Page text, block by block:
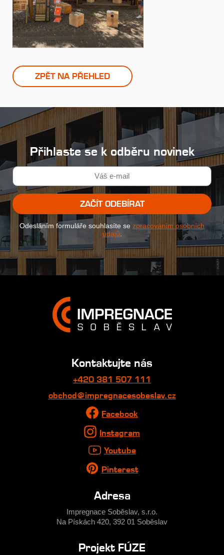
ZPĚT NA PŘEHLED
Přihlaste se k odběru novinek
ZAČÍT ODEBÍRAT
Odesláním formuláře souhlasíte se zpracováním osobních
údajů
Kontaktujte nás
+420 381 507 111
obchod@impregnacesobeslav.cz
Facebook
Instagram
Youtube
Pinterest
Adresa
Impregnace Soběslav, s.r.o.
Na Pískách 420, 392 01 Soběslav
Projekt FÚZE